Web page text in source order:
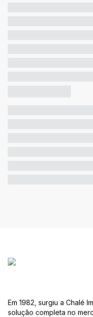
Em 1982, surgiu a Chalé
solução completa no